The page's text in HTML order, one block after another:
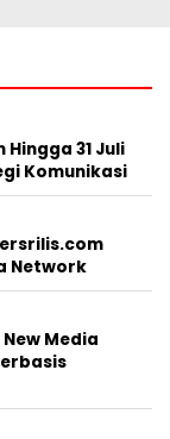
31 Juli
Komunikasi
Network
Media